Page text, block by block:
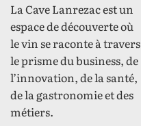
La Cave Lanrezac est un
espace de découverte où
le vin se raconte à travers
le prisme du business, de
l’innovation, de la santé,
de la gastronomie et des
métiers.